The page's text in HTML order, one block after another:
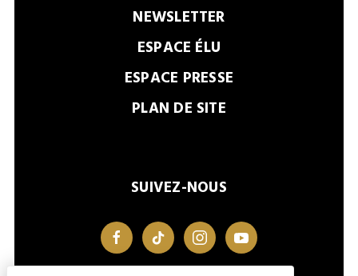
NEWSLETTER
ESPACE ÉLU
ESPACE PRESSE
PLAN DE SITE
SUIVEZ-NOUS
facebooktiktok instagramyoutube